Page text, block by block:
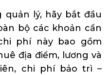
lý, hãy bắt đầu
bộ các khoản cần
phí này bao gồm
địa điểm, lương và
chi phí bảo trì –